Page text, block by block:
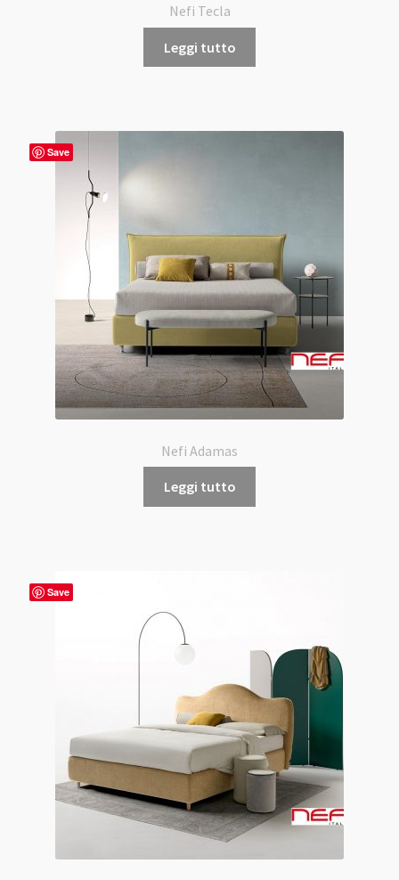
Nefi Tecla
Leggi tutto
Save
Nefi Adamas
Leggi tutto
Save